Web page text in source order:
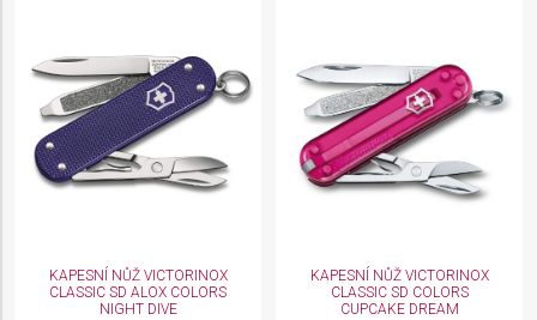
KAPESNÍ NŮŽ VICTORINOX
CLASSIC SD ALOX COLORS
NIGHT DIVE
KAPESNÍ NŮŽ VICTORINOX
CLASSIC SD COLORS
CUPCAKE DREAM